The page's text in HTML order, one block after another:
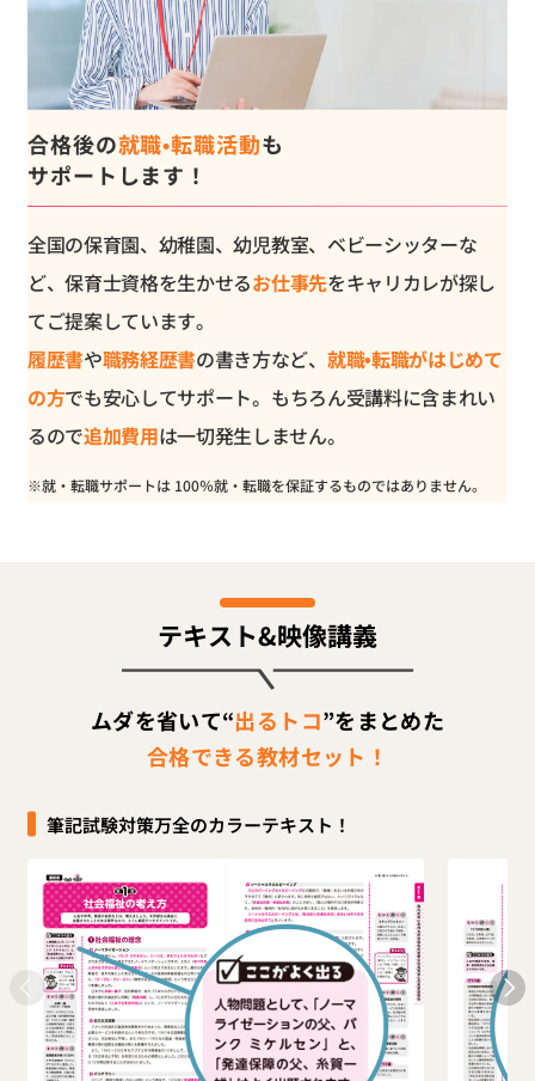
合格後の就職•転職活動も
サポートします！
全国の保育園、幼稚園、幼児教室、ベビーシッターな
ど、保育士資格を生かせるお仕事先をキャリカレが探し
てご提案しています。
履歴書や職務経歴書の書き方など、 就職•転職がはじめて
の方でも安心してサポート。もちろん受講料に含まれい
るので追加費用は一切発生しません。
※就・転職サポートは 100％就・転職を保証するものではありません。
テキスト&映像講義
ムダを省いて“出るトコ”をまとめた
合格できる教材セット！
筆記試験対策万全のカラーテキスト！